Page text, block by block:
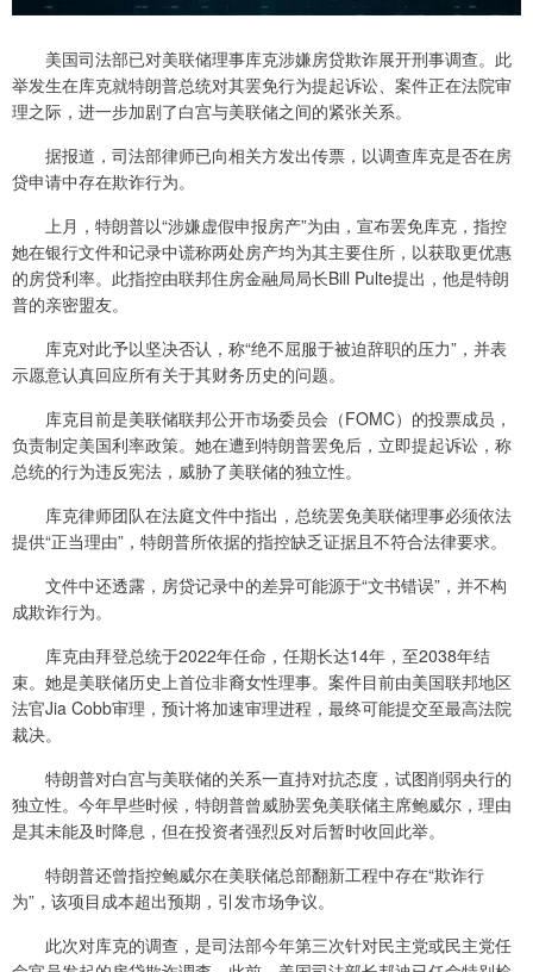
美国司法部已对美联储理事库克涉嫌房贷欺诈展开刑事调查。此
举发生在库克就特朗普总统对其罢免行为提起诉讼、案件正在法院审
理之际，进一步加剧了白宫与美联储之间的紧张关系。
据报道，司法部律师已向相关方发出传票，以调查库克是否在房
贷申请中存在欺诈行为。
上月，特朗普以“涉嫌虚假申报房产”为由，宣布罢免库克，指控
她在银行文件和记录中谎称两处房产均为其主要住所，以获取更优惠
的房贷利率。此指控由联邦住房金融局局长Bill Pulte提出，他是特朗
普的亲密盟友。
库克对此予以坚决否认，称“绝不屈服于被迫辞职的压力”，并表
示愿意认真回应所有关于其财务历史的问题。
库克目前是美联储联邦公开市场委员会（FOMC）的投票成员，
负责制定美国利率政策。她在遭到特朗普罢免后，立即提起诉讼，称
总统的行为违反宪法，威胁了美联储的独立性。
库克律师团队在法庭文件中指出，总统罢免美联储理事必须依法
提供“正当理由”，特朗普所依据的指控缺乏证据且不符合法律要求。
文件中还透露，房贷记录中的差异可能源于“文书错误”，并不构
成欺诈行为。
库克由拜登总统于2022年任命，任期长达14年，至2038年结
束。她是美联储历史上首位非裔女性理事。案件目前由美国联邦地区
法官Jia Cobb审理，预计将加速审理进程，最终可能提交至最高法院
裁决。
特朗普对白宫与美联储的关系一直持对抗态度，试图削弱央行的
独立性。今年早些时候，特朗普曾威胁罢免美联储主席鲍威尔，理由
是其未能及时降息，但在投资者强烈反对后暂时收回此举。
特朗普还曾指控鲍威尔在美联储总部翻新工程中存在“欺诈行
为”，该项目成本超出预期，引发市场争议。
此次对库克的调查，是司法部今年第三次针对民主党或民主党任